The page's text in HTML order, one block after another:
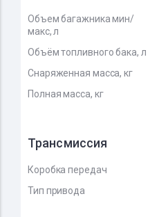
Объем багажника мин/
макс, л
Объём топливного бака, л
Снаряженная масса, кг
Полная масса, кг
Трансмиссия
Коробка передач
Тип привода